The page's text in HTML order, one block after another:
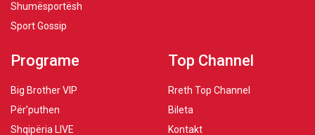
Shumësportësh
Sport Gossip
Programe
Big Brother VIP
Për’puthen
Shqipëria LIVE
Top Channel
Rreth Top Channel
Bileta
Kontakt